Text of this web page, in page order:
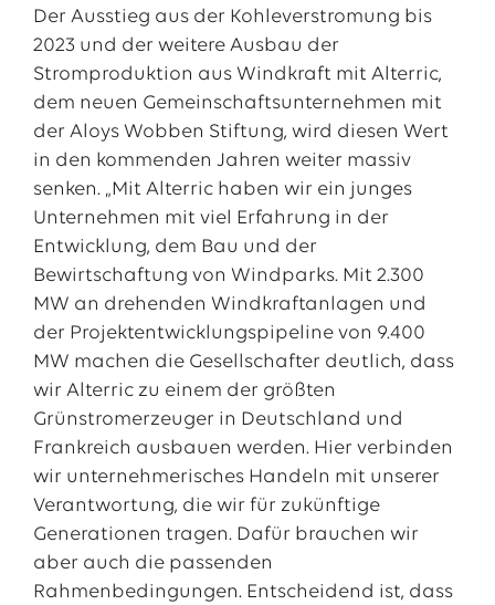
Der Ausstieg aus der Kohleverstromung bis
2023 und der weitere Ausbau der
Stromproduktion aus Windkraft mit Alterric,
dem neuen Gemeinschaftsunternehmen mit
der Aloys Wobben Stiftung, wird diesen Wert
in den kommenden Jahren weiter massiv
senken. „Mit Alterric haben wir ein junges
Unternehmen mit viel Erfahrung in der
Entwicklung, dem Bau und der
Bewirtschaftung von Windparks. Mit 2.300
MW an drehenden Windkraftanlagen und
der Projektentwicklungspipeline von 9.400
MW machen die Gesellschafter deutlich, dass
wir Alterric zu einem der größten
Grünstromerzeuger in Deutschland und
Frankreich ausbauen werden. Hier verbinden
wir unternehmerisches Handeln mit unserer
Verantwortung, die wir für zukünftige
Generationen tragen. Dafür brauchen wir
aber auch die passenden
Rahmenbedingungen. Entscheidend ist, dass